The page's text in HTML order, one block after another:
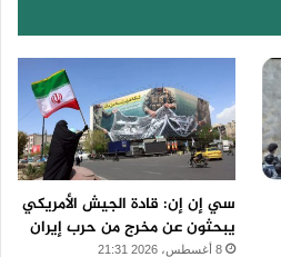
سي إن إن: قادة الجيش الأمريكي
يبحثون عن مخرج من حرب إيران
8 أغسطس، 2026 21:31